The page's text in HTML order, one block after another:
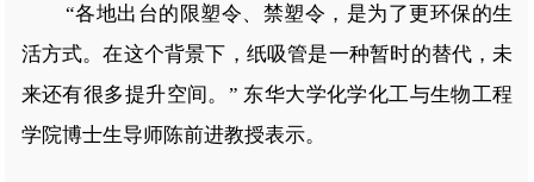
“各地出台的限塑令、禁塑令，是为了更环保的生
活方式。在这个背景下，纸吸管是一种暂时的替代，未
来还有很多提升空间。” 东华大学化学化工与生物工程
学院博士生导师陈前进教授表示。